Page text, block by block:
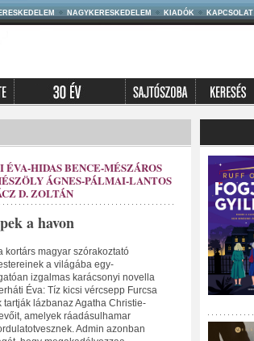
NAGYKERESKEDELEM KIADÓK KAPCSOLAT
ÉVA-HIDAS BENCE-MÉSZÁROS
ÁGNES-PÁLMAI-LANTOS
D. ZOLTÁN
a havon
kortárs magyar szórakoztató
a világába egy-
izgalmas karácsonyi novella
Éva: Tíz kicsi vércsepp Furcsa
tartják lázbanaz Agatha Christie-
amelyek ráadásulhamar
Admin azonban